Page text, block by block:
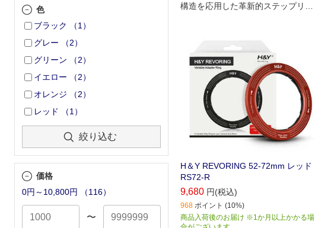
色
ブラック
（1 ）
グレー
（2）
グリーン
（2）
イエロー
（2）
オレンジ
（2）
レッド
（1 ）
絞り込む
価格
0円～10,800円
（116）
〜
構造を応用した革新的ステップリン
H＆Y REVORING 52-72mm レッド
RS72-R
9,680 円(税込)
968 ポイント (10%)
商品入荷後のお届け ※1か月以上かかる場